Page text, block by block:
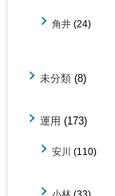
角井 (24)
未分類 (8)
運用 (173)
安川 (110)
小林 (33)